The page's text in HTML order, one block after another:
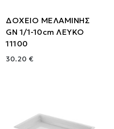
ΔΟΧΕΙΟ ΜΕΛΑΜΙΝΗΣ
GN 1/1-10cm ΛΕΥΚΟ
11100
30.20 €